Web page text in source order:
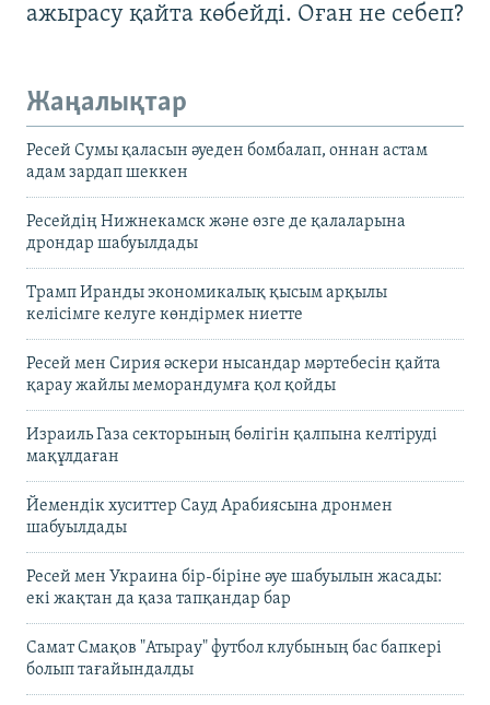
ажырасу қайта көбейді. Оған не себеп?
Жаңалықтар
Ресей Сумы қаласын әуеден бомбалап, оннан астам
адам зардап шеккен
Ресейдің Нижнекамск және өзге де қалаларына
дрондар шабуылдады
Трамп Иранды экономикалық қысым арқылы
келісімге келуге көндірмек ниетте
Ресей мен Сирия әскери нысандар мәртебесін қайта
қарау жайлы меморандумға қол қойды
Израиль Газа секторының бөлігін қалпына келтіруді
мақұлдаған
Йемендік хуситтер Сауд Арабиясына дронмен
шабуылдады
Ресей мен Украина бір-біріне әуе шабуылын жасады:
екі жақтан да қаза тапқандар бар
Самат Смақов "Атырау" футбол клубының бас бапкері
болып тағайындалды